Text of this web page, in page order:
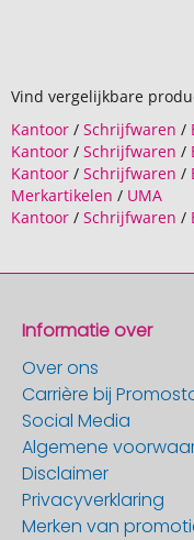
Vind vergelijkbare
Kantoor / Schrijfwaren /
Kantoor / Schrijfwaren /
Kantoor / Schrijfwaren /
Merkartikelen / UMA
Kantoor / Schrijfwaren /
Informatie over
Over ons
Carrière bij
Social Media
Algemene
Disclaimer
Privacyverklaring
Merken van